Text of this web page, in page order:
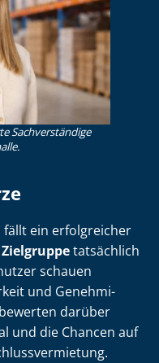
Sachverständige
fällt ein erfolgreicher
tatsächlich
schauen
und Ge­neh­mi­
darüber
und die Chancen auf